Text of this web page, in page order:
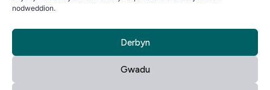
nodweddion.
Derbyn
Gwadu
© Hawlfraint 2024. Cedwir pob hawl.